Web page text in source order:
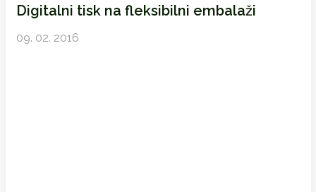
Digitalni tisk na fleksibilni embalaži
09. 02. 2016